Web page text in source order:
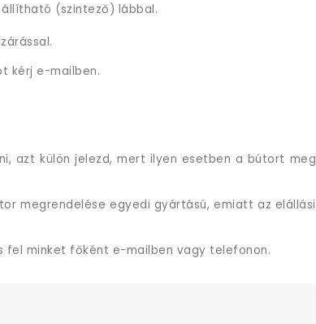
(szintező) lábbal.
kérj e-mailben.
azt külön jelezd, mert ilyen esetben a bútort meg
megrendelése egyedi gyártású, emiatt az elállási
fel minket főként e-mailben vagy telefonon.